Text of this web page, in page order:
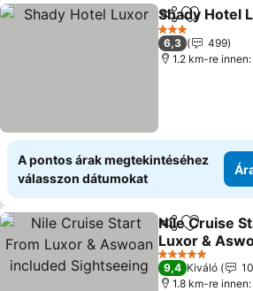
Megosztás
Shady Hotel
3 Kategória
6,3
499
1.2 km-re
A pontos árak megtekintéséhez
válasszon dátumokat
Megosztás
Nile Cruise
Luxor &
Sightseeing
Árak
5 Kategória
9,4 Kiváló
1.8 km-re